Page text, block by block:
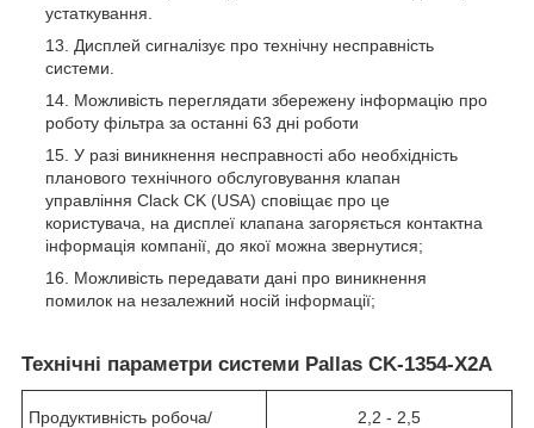
устаткування.
Дисплей сигналізує про технічну несправність
системи.
Можливість переглядати збережену інформацію про
роботу фільтра за останні 63 дні роботи
У разі виникнення несправності або необхідність
планового технічного обслуговування клапан
управління Clack CK (USA) сповіщає про це
користувача, на дисплеї клапана загоряється контактна
інформація компанії, до якої можна звернутися;
Можливість передавати дані про виникнення
помилок на незалежний носій інформації;
Технічні параметри системи Pallas CK-1354-X2A
Продуктивність робоча/
2,2 - 2,5